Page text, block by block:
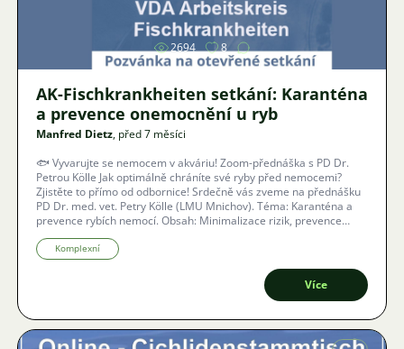
2694 8
AK-Fischkrankheiten setkání: Karanténa
a prevence onemocnění u ryb
Manfred Dietz, před 7 měsíci
🐟 Vyvarujte se nemocem v akváriu! Zoom-přednáška s PD Dr.
Petrou Kölle Jak optimálně chráníte své ryby před nemocemi?
Zjistěte to přímo od odbornice! Srdečně vás zveme na přednášku
PD Dr. med. vet. Petry Kölle (LMU Mnichov). Téma: Karanténa a
prevence rybích nemocí. Obsah: Minimalizace rizik, prevence
zavlečení a zastavení šíření v chovu. S titulky v reálném čase ve 40
jazycích.Komplexní
Více